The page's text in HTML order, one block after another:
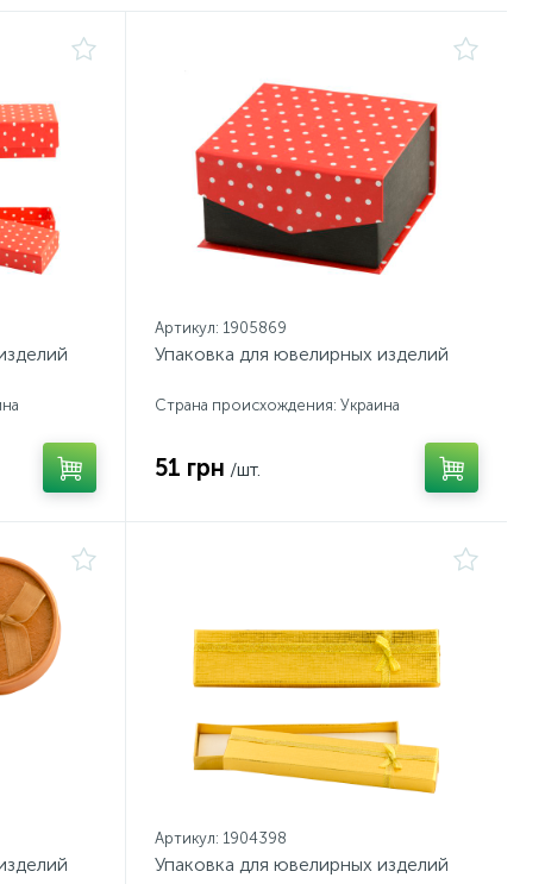
Артикул: 1905869
Упаковка для ювелирных изделий
Страна происхождения: Украина
51 грн /шт.
Артикул: 1904398
Упаковка для ювелирных изделий